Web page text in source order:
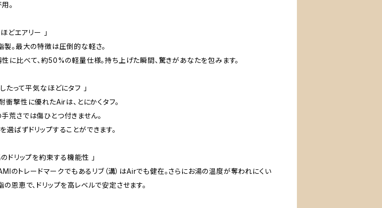
。
どエアリー 」
製。最大の特徴は圧倒的な軽さ。
に比べて、約50%の軽量仕様。持ち上げた瞬間、驚きがあなたを包みます。
したって平気なほどにタフ 」
衝撃性に優れたAirは、とにかくタフ。
荒さでは傷ひとつ付きません。
選ばずドリップすることができます。
のドリップを約束する機能性 」
のトレードマークでもあるリブ（溝）はAirでも健在。さらにお湯の温度が奪われにくい
の恩恵で、ドリップを高レベルで安定させます。